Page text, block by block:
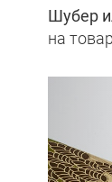
Шубер
на